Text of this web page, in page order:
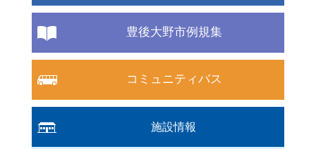
豊後大野市例規集
コミュニティバス
施設情報